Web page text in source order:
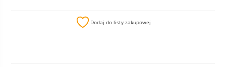
Dodaj do listy zakupowej